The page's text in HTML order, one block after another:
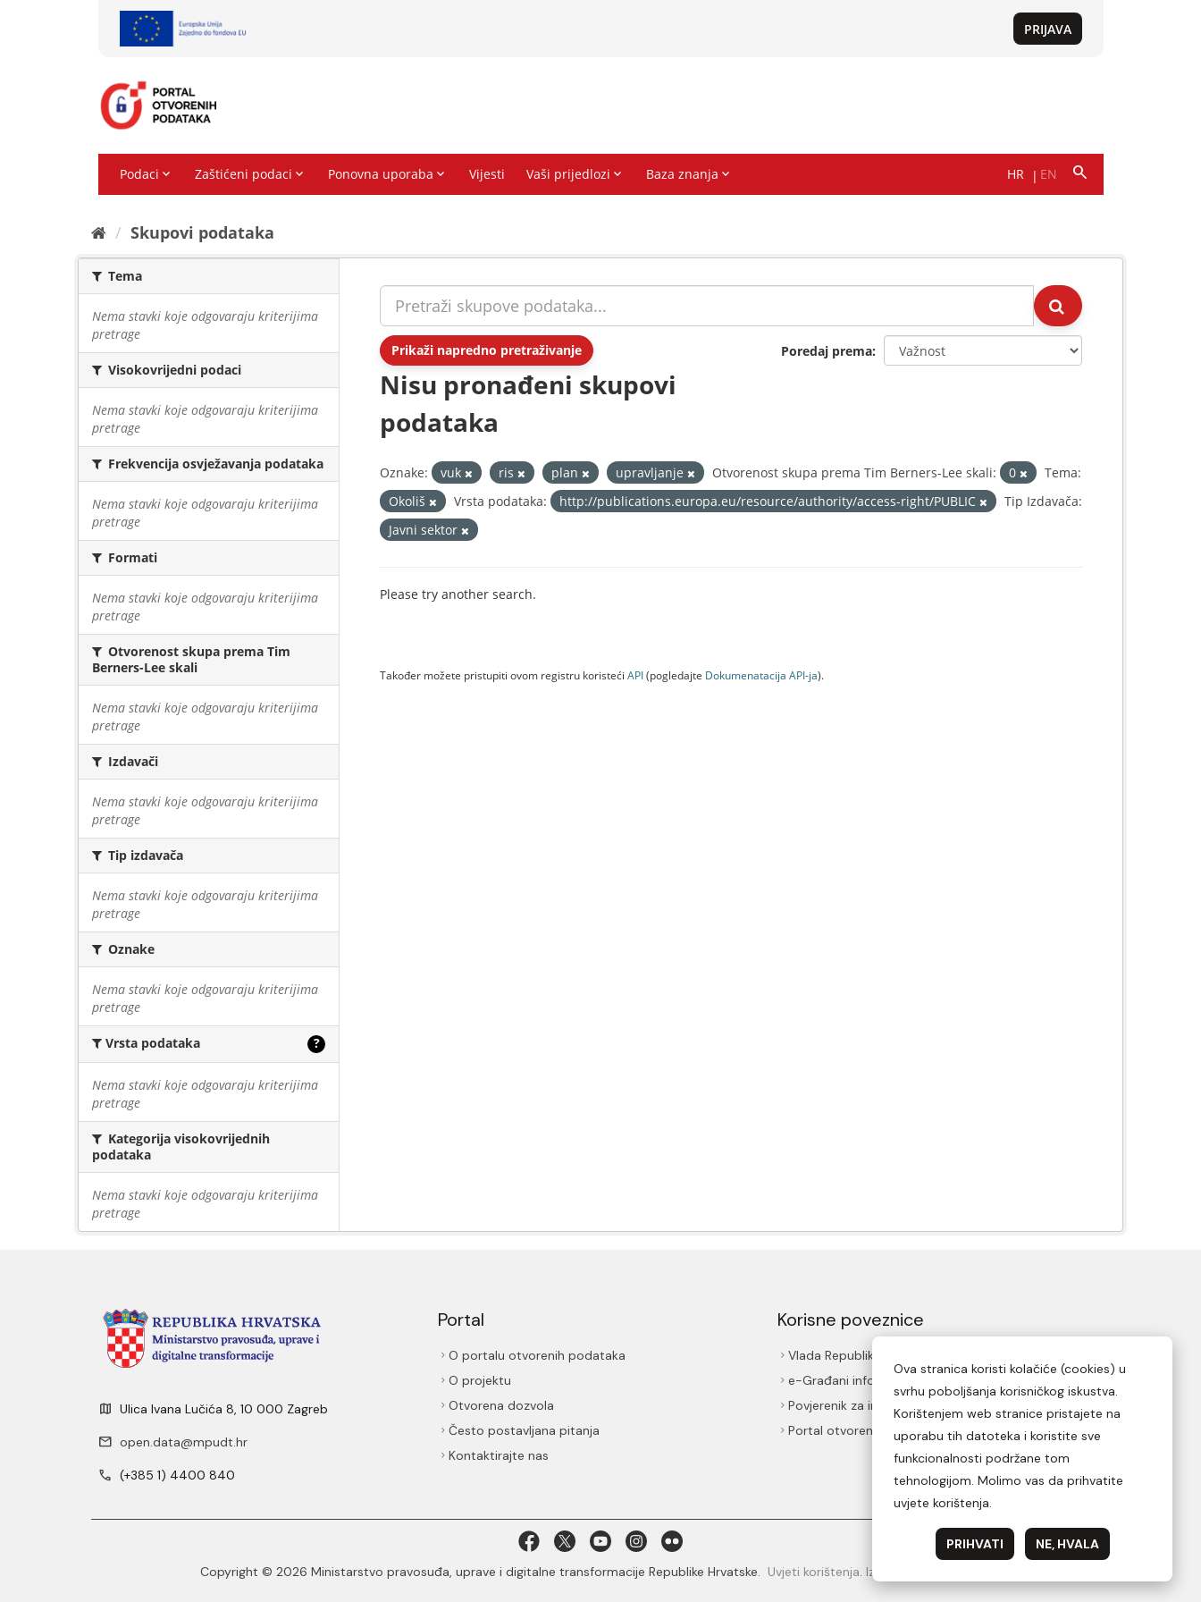
Skupovi podаtаkа
Tema
Nema stavki koje odgovaraju kriterijima
pretrage
Visokovrijedni podaci
Nema stavki koje odgovaraju kriterijima
pretrage
Frekvencija osvježavanja podataka
Nema stavki koje odgovaraju kriterijima
pretrage
Formati
Nema stavki koje odgovaraju kriterijima
pretrage
Otvorenost skupa prema Tim
Berners-Lee skali
Nema stavki koje odgovaraju kriterijima
pretrage
Izdavači
Nema stavki koje odgovaraju kriterijima
pretrage
Tip izdavača
Nema stavki koje odgovaraju kriterijima
pretrage
Oznake
Nema stavki koje odgovaraju kriterijima
pretrage
Vrsta podataka ?
Nema stavki koje odgovaraju kriterijima
pretrage
Kategorija visokovrijednih
podataka
Nema stavki koje odgovaraju kriterijima
pretrage
Prikaži napredno pretraživanje Poredaj prema
Nisu pronađeni skupovi
podataka
Oznake: vuk ris plan upravljanje Otvorenost skupa prema Tim Berners-Lee skali: 0
Tema:
Okoliš
Vrsta podataka: http://publications.europa.eu/resource/authority/access-right/PUBLIC
Tip Izdavača:
Javni sektor
Please try another search.
Također možete pristupiti ovom registru koristeći API(pogledajte Dokumenаtаcijа API-jа).